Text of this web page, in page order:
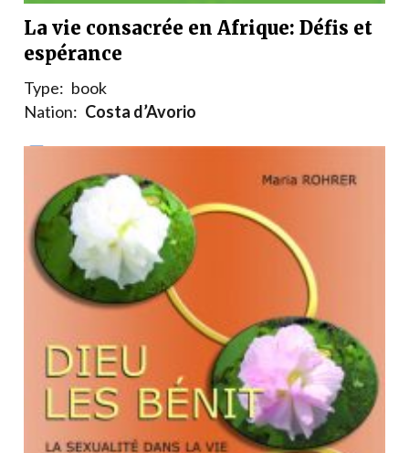
La vie consacrée en Afrique: Défis et
espérance
Type: book
Nation: Costa d’Avorio